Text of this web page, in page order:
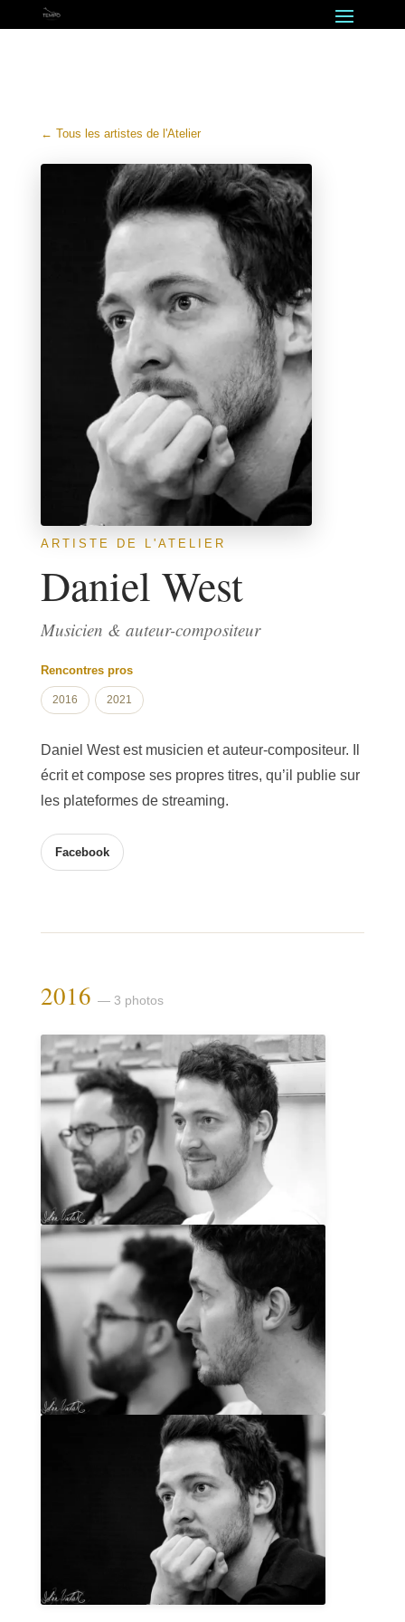
← Tous les artistes de l'Atelier
ARTISTE DE L'ATELIER
Daniel West
Musicien & auteur-compositeur
Rencontres pros
2016 2021
Daniel West est musicien et auteur-compositeur. Il
écrit et compose ses propres titres, qu’il publie sur
les plateformes de streaming.
Facebook
2016 — 3 photos